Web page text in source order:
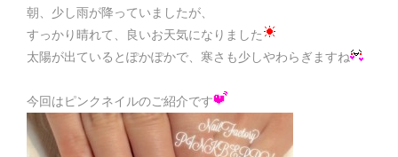
朝、少し雨が降っていましたが、
すっかり晴れて、良いお天気になりました
太陽が出ているとぽかぽかで、寒さも少しやわらぎますね
今回はピンクネイルのご紹介です